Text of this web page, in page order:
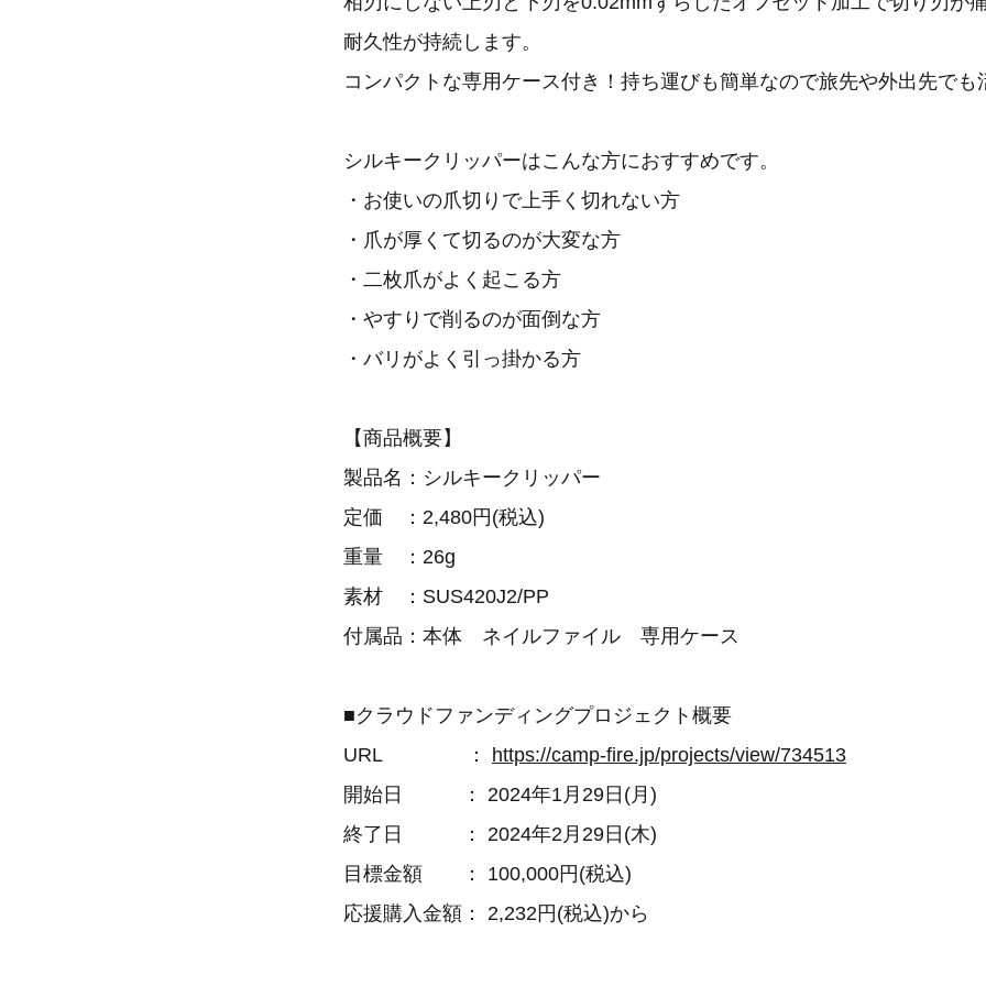
耐久性が持続します。
コンパクトな専用ケース付き！持ち運びも簡単なので旅先や外出先でも
シルキークリッパーはこんな方におすすめです。
・お使いの爪切りで上手く切れない方
・爪が厚くて切るのが大変な方
・二枚爪がよく起こる方
・やすりで削るのが面倒な方
・バリがよく引っ掛かる方
【商品概要】
製品名：シルキークリッパー
定価 ：2,480円(税込)
重量 ：26g
素材 ：SUS420J2/PP
付属品：本体 ネイルファイル 専用ケース
■クラウドファンディングプロジェクト概要
URL ： https://camp-fire.jp/projects/view/734513
開始日 ： 2024年1月29日(月)
終了日 ： 2024年2月29日(木)
目標金額 ： 100,000円(税込)
応援購入金額： 2,232円(税込)から